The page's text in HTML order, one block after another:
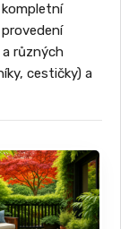
různých
cestičky) a